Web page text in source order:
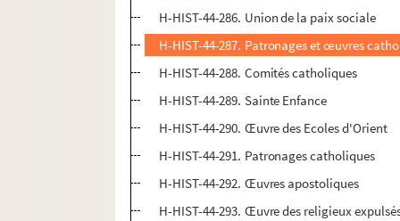
H-HIST-44-286. Union de la paix sociale
H-HIST-44-287. Patronages et œuvres
H-HIST-44-288. Comités catholiques
H-HIST-44-289. Sainte Enfance
H-HIST-44-290. Œuvre des Ecoles d'Orient
H-HIST-44-291. Patronages catholiques
H-HIST-44-292. Œuvres apostoliques
H-HIST-44-293. Œuvre des religieux